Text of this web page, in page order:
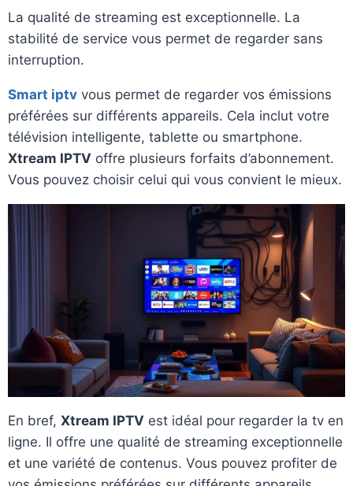
La qualité de streaming est exceptionnelle. La
stabilité de service vous permet de regarder sans
interruption.
Smart iptv vous permet de regarder vos émissions
préférées sur différents appareils. Cela inclut votre
télévision intelligente, tablette ou smartphone.
Xtream IPTV offre plusieurs forfaits d’abonnement.
Vous pouvez choisir celui qui vous convient le mieux.
En bref, Xtream IPTV est idéal pour regarder la tv en
ligne. Il offre une qualité de streaming exceptionnelle
et une variété de contenus. Vous pouvez profiter de